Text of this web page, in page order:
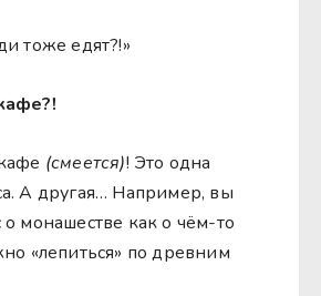
тоже едят?!»
(смеется)! Это одна
А другая… Например, вы
о монашестве как о чём-то
«лепиться» по древним